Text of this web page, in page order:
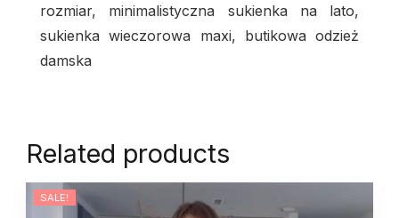
rozmiar, minimalistyczna sukienka na lato,
sukienka wieczorowa maxi, butikowa odzież
damska
Related products
SALE!